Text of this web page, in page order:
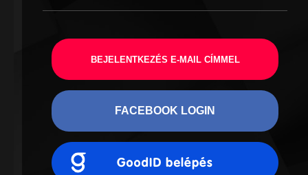
BEJELENTKEZÉS E-MAIL CÍMMEL
FACEBOOK LOGIN